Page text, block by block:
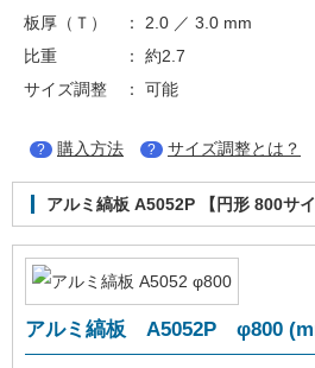
板厚（Ｔ） ： 2.0 ／ 3.0 mm
比重 ： 約2.7
サイズ調整 ： 可能
? 購入方法 ? サイズ調整とは？
アルミ縞板 A5052P 【円形 800サ
アルミ縞板 A5052P φ800